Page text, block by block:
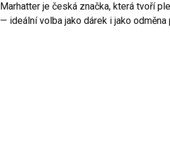
Marhatter je česká značka, která tvoří
— ideální volba jako dárek i jako